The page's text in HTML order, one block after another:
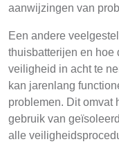
aanwijzingen van
Een andere
thuisbatterijen en hoe
veiligheid in acht te
kan jarenlang
problemen. Dit omvat
gebruik van
alle